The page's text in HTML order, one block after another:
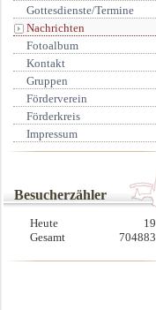
Gottesdienste/Termine
Nachrichten
Fotoalbum
Kontakt
Gruppen
Förderverein
Förderkreis
Impressum
Besucherzähler
Heute
19
Gesamt
704883